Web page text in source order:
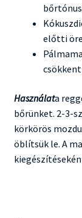
előtti
Használata
bőrünket. 2-3-
körkörös
öblítsük le. A